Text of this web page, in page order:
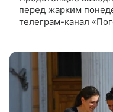
перед жарким
телеграм-канал
исключены